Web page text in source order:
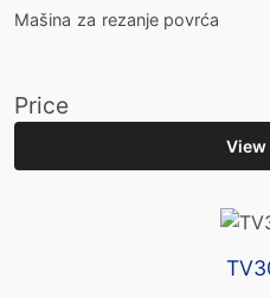
Mašina za rezanje povrća
Price
View